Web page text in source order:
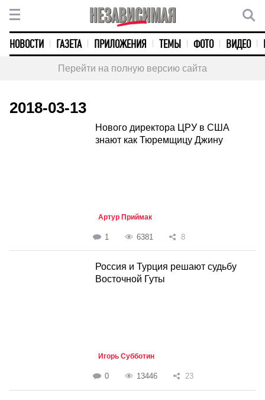
НОВОСТИ ГАЗЕТА ПРИЛОЖЕНИЯ ТЕМЫ ФОТО ВИДЕО
Перейти на полную версию сайта
2018-03-13
Нового директора ЦРУ в США
знают как Тюремщицу Джину
Артур Приймак
1 6381 8
Россия и Турция решают судьбу
Восточной Гуты
Игорь Субботин
0 13446 23